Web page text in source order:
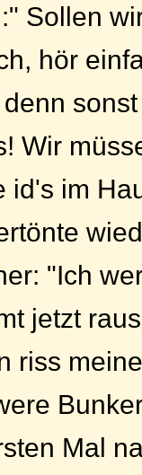
Sollen
hör
Wir
id's im
"Ich
jetzt
riss
Mal